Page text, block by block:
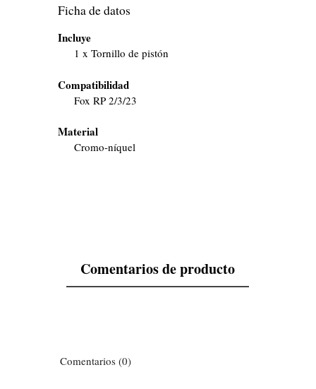
Ficha de datos
Incluye
1 x Tornillo de pistón
Compatibilidad
Fox RP 2/3/23
Material
Cromo-níquel
Comentarios de producto
Comentarios (0)